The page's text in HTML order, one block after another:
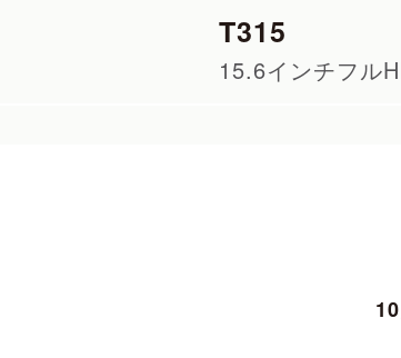
T315
15.6インチフル